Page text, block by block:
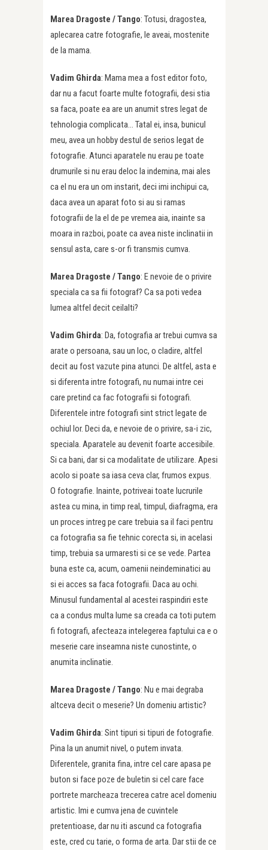
Marea Dragoste /Tango: Totusi, dragostea,
aplecarea catre fotografie, le aveai, mostenite
de la mama.
Vadim Ghirda: Mama mea a fost editor foto,
dar nu a facut foarte multe fotografii, desi stia
sa faca, poate ea are un anumit stres legat de
tehnologia complicata… Tatal ei, insa, bunicul
meu, avea un hobby destul de serios legat de
fotografie. Atunci aparatele nu erau pe toate
drumurile si nu erau deloc la indemina, mai ales
ca el nu era un om instarit, deci imi inchipui ca,
daca avea un aparat foto si au si ramas
fotografii de la el de pe vremea aia, inainte sa
moara in razboi, poate ca avea niste inclinatii in
sensul asta, care s-or fi transmis cumva.
Marea Dragoste /Tango: E nevoie de o privire
speciala ca sa fii fotograf? Ca sa poti vedea
lumea altfel decit ceilalti?
Vadim Ghirda: Da, fotografia ar trebui cumva sa
arate o persoana, sau un loc, o cladire, altfel
decit au fost vazute pina atunci. De altfel, asta e
si diferenta intre fotografi, nu numai intre cei
care pretind ca fac fotografii si fotografi.
Diferentele intre fotografi sint strict legate de
ochiul lor. Deci da, e nevoie de o privire, sa-i zic,
speciala. Aparatele au devenit foarte accesibile.
Si ca bani, dar si ca modalitate de utilizare. Apesi
acolo si poate sa iasa ceva clar, frumos expus.
O fotografie. Inainte, potriveai toate lucrurile
astea cu mina, in timp real, timpul, diafragma, era
un proces intreg pe care trebuia sa il faci pentru
ca fotografia sa fie tehnic corecta si, in acelasi
timp, trebuia sa urmaresti si ce se vede. Partea
buna este ca, acum, oamenii neindeminatici au
si ei acces sa faca fotografii. Daca au ochi.
Minusul fundamental al acestei raspindiri este
ca a condus multa lume sa creada ca toti putem
fi fotografi, afecteaza intelegerea faptului ca e o
meserie care inseamna niste cunostinte, o
anumita inclinatie.
Marea Dragoste /Tango: Nu e mai degraba
altceva decit o meserie? Un domeniu artistic?
Vadim Ghirda: Sint tipuri si tipuri de fotografie.
Pina la un anumit nivel, o putem invata.
Diferentele, granita fina, intre cel care apasa pe
buton si face poze de buletin si cel care face
portrete marcheaza trecerea catre acel domeniu
artistic. Imi e cumva jena de cuvintele
pretentioase, dar nu iti ascund ca fotografia
este, cred cu tarie, o forma de arta. Dar stii de ce